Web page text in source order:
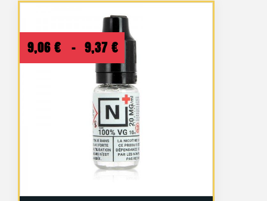
9,06 € – 9,37 € Plage
de
prix :
9,06 €
à
9,37 €